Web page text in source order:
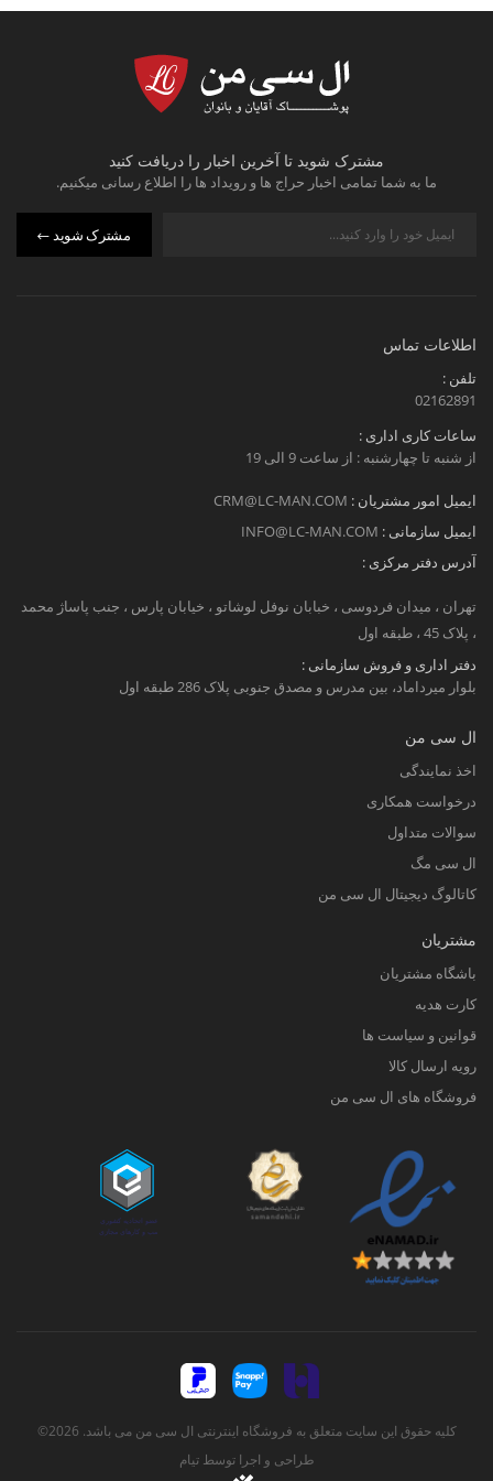
مشترک شوید تا آخرین اخبار را دریافت کنید
ما به شما تمامی اخبار حراج ها و رویداد ها را اطلاع رسانی میکنیم.
مشترک شوید
اطلاعات تماس
تلفن :
02162891
ساعات کاری اداری :
از شنبه تا چهارشنبه : از ساعت 9 الی 19
ایمیل امور مشتریان : CRM@LC-MAN.COM
ایمیل سازمانی : INFO@LC-MAN.COM
آدرس دفتر مرکزی :
تهران ، میدان فردوسی ، خبابان نوفل لوشاتو ، خیابان پارس ، جنب پاساژ محمد
، پلاک 45 ، طبقه اول
دفتر اداری و فروش سازمانی :
بلوار میرداماد، بین مدرس و مصدق جنوبی پلاک 286 طبقه اول
ال سی من
اخذ نمایندگی
درخواست همکاری
سوالات متداول
ال سی مگ
کاتالوگ دیجیتال ال سی من
مشتریان
باشگاه مشتریان
کارت هدیه
قوانین و سیاست ها
رویه ارسال کالا
فروشگاه های ال سی من
کلیه حقوق این سایت متعلق به فروشگاه اینترنتی ال سی من می باشد. 2026©
طراحی و اجرا توسطتیام